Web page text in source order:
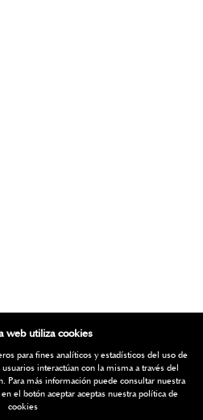
¿Quieres más información? Escríbenos
web utiliza cookies
para fines analíticos y estadísticos del uso de
interactúan con la misma a través del
Para más información puede consultar nuestra
el botón aceptar aceptas nuestra política de
cookies